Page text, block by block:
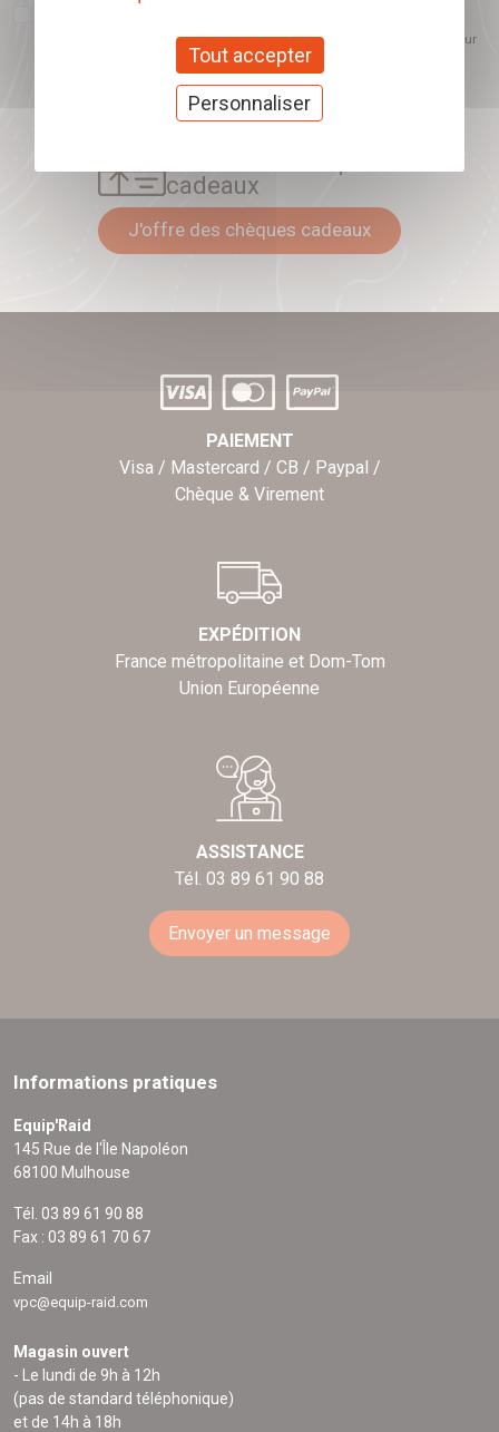
proposés. Ce choix est modifiable à tout moment et reste sans incidence sur
cadeaux
J'offre des chèques cadeaux
PAIEMENT
Visa / Mastercard / CB / Paypal /
Chèque & Virement
EXPÉDITION
France métropolitaine et Dom-Tom
Union Européenne
ASSISTANCE
Tél. 03 89 61 90 88
Envoyer un message
Informations pratiques
Equip'Raid
145 Rue de l'Île Napoléon
68100 Mulhouse
Tél. 03 89 61 90 88
Fax : 03 89 61 70 67
Email
vpc@equip-raid.com
Magasin ouvert
- Le lundi de 9h à 12h
(pas de standard téléphonique)
et de 14h à 18h
Tout accepter
Personnaliser